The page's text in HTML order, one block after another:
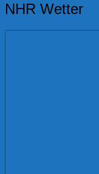
NHR Wetter